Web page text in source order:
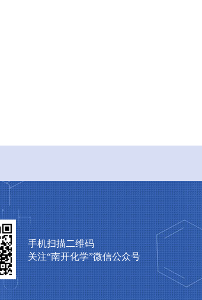
手机扫描二维码
关注“南开化学”微信公众号